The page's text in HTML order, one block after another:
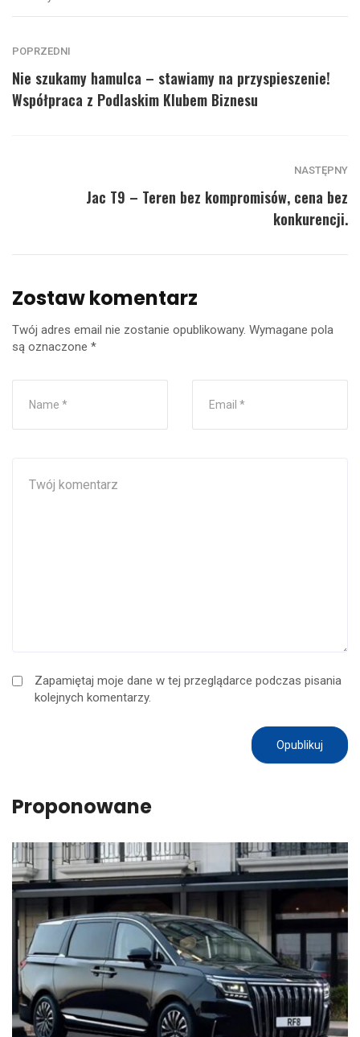
POPRZEDNI
Nie szukamy hamulca – stawiamy na przyspieszenie!
Współpraca z Podlaskim Klubem Biznesu
NASTĘPNY
Jac T9 – Teren bez kompromisów, cena bez
konkurencji.
Zostaw komentarz
Twój adres email nie zostanie opublikowany. Wymagane pola
są oznaczone *
Zapamiętaj moje dane w tej przeglądarce podczas pisania
kolejnych komentarzy.
Proponowane